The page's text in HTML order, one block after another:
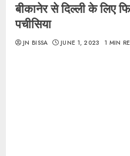
बीकानेर से दिल्ली के लिए
पचीसिया
JN BISSA JUNE 1, 2023 1 MIN